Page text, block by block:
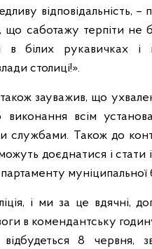
відповідальність,
що саботажу терпіти не
білих рукавичках і
столиці!».
також зауважив, що
виконання всім
службами. Також до
доєднатися і
муніципальної
і ми за це вдячні,
в комендантську
відбудеться 8